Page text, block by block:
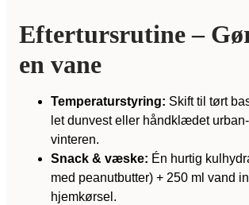
Eftertursrutine –
en vane
Temperaturstyring: Skift til tørt
let dunvest eller håndklædet
vinteren.
Snack & væske: Én hurtig
med peanutbutter) + 250 ml vand
hjemkørsel.